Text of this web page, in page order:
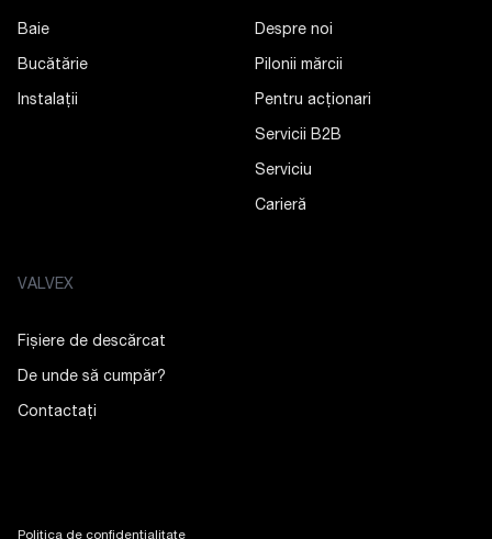
Baie
Bucătărie
Instalații
Despre noi
Pilonii mărcii
Pentru acționari
Servicii B2B
Serviciu
Carieră
VALVEX
Fișiere de descărcat
De unde să cumpăr?
Contactaţi
Politica de confidențialitate